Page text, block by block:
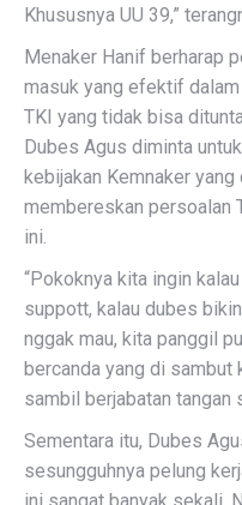
Khususnya UU 39,”
Menaker Hanif berharap
masuk yang efektif
TKI yang tidak bisa
Dubes Agus diminta
kebijakan Kemnaker yang
membereskan persoalan
ini.
“Pokoknya kita ingin
suppott, kalau dubes
nggak mau, kita panggil
bercanda yang di sambut
sambil berjabatan tangan
Sementara itu, Dubes
sesungguhnya pelung
ini sangat banyak sekali.